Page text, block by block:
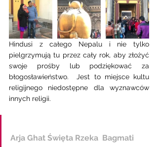
Hindusi z całego Nepalu i nie tylko
pielgrzymują tu przez cały rok, aby złożyć
swoje prośby lub podziękować za
błogosławieństwo.  Jest to miejsce kultu
religijnego niedostępne dla wyznawców
innych religii.
Arja Ghat Święta Rzeka  Bagmati